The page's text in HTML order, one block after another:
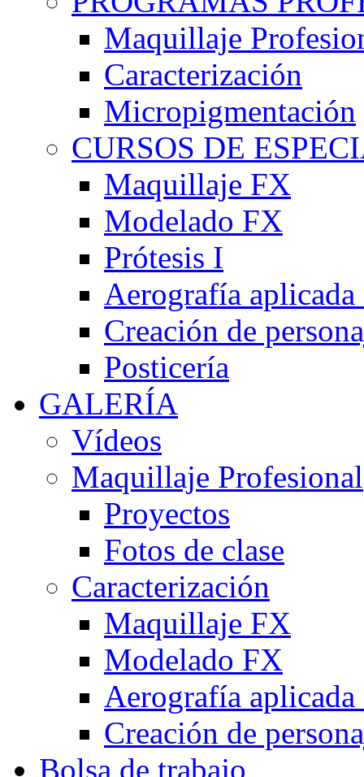
Maquillaje
Caracterización
Micropigmentación
CURSOS DE
Maquillaje FX
Modelado FX
Prótesis I
Aerografía
Creación de
Posticería
GALERÍA
Vídeos
Maquillaje Profesional
Proyectos
Fotos de clase
Caracterización
Maquillaje FX
Modelado FX
Aerografía
Creación de
Bolsa de trabajo